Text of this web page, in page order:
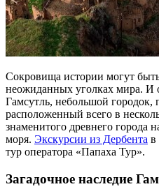
Сокровища истории могут быть скрыты в самых
неожиданных уголках мира. И
Гамсутль, небольшой городок,
расположенный всего в
знаменитого древнего города
моря. Экскурсии из Дербента в
тур оператора «Папаха Тур».
Загадочное наследие